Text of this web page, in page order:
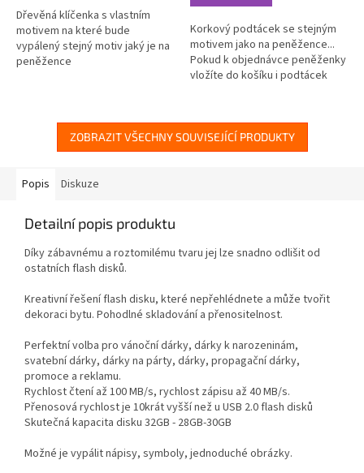
5
hvězdiček.
Dřevěná klíčenka s vlastním
motivem na které bude
vypálený stejný motiv jaký je na
peněžence
Korkový podtácek se stejným
motivem jako na peněžence...
Pokud k objednávce peněženky
vložíte do košíku i podtácek
peněžence....
ZOBRAZIT VŠECHNY SOUVISEJÍCÍ PRODUKTY
Popis Diskuze
Detailní popis produktu
Díky zábavnému a roztomilému tvaru jej lze snadno odlišit od
ostatních flash disků.
Kreativní řešení flash disku, které nepřehlédnete a může tvořit
dekoraci bytu. Pohodlné skladování a přenositelnost.
Perfektní volba pro vánoční dárky, dárky k narozeninám,
svatební dárky, dárky na párty, dárky, propagační dárky,
promoce a reklamu.
Rychlost čtení až 100 MB/s, rychlost zápisu až 40 MB/s.
Přenosová rychlost je 10krát vyšší než u USB 2.0 flash disků
Skutečná kapacita disku 32GB - 28GB-30GB
Možné je vypálit nápisy, symboly, jednoduché obrázky.